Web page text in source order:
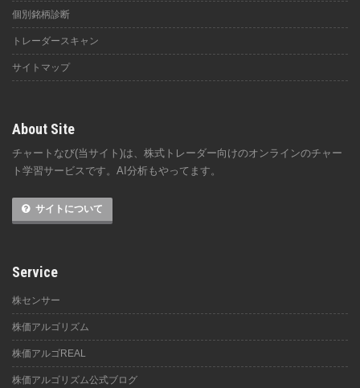
個別銘柄診断
トレーダースキャン
サイトマップ
About Site
チャートなび(当サイト)は、株式トレーダー向けのオンラインのチャー
ト学習サービスです。AI分析もやってます。
サイトについて
Service
株センサー
株価アルゴリズム
株価アルゴREAL
株価アルゴリズム公式ブログ